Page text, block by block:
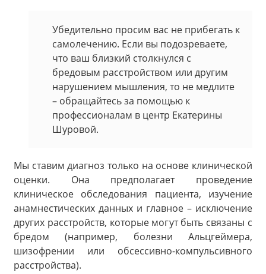
Убедительно просим вас не прибегать к
самолечению. Если вы подозреваете,
что ваш близкий столкнулся с
бредовым расстройством или другим
нарушением мышления, то не медлите
– обращайтесь за помощью к
профессионалам в центр Екатерины
Шуровой.
Мы ставим диагноз только на основе клинической
оценки. Она предполагает проведение
клиническое обследования пациента, изучение
анамнестических данных и главное – исключение
других расстройств, которые могут быть связаны с
бредом (например, болезни Альцгеймера,
шизофрении или обсессивно-компульсивного
расстройства).